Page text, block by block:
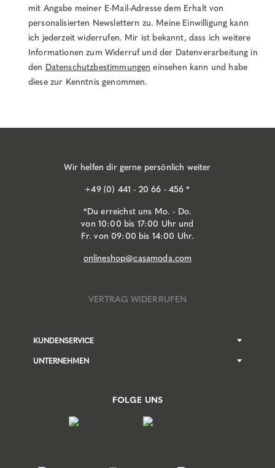
mit Angabe meiner E-Mail-Adresse dem Erhalt von
personalisierten Newslettern zu. Meine Einwilligung kann
ich jederzeit widerrufen. Mir ist bekannt, dass ich weitere
Informationen zum Widerruf und der Datenverarbeitung in
den Datenschutzbestimmungen einsehen kann und habe
diese zur Kenntnis genommen.
Wir helfen dir gerne persönlich weiter
+49 (0) 441 - 20 66 - 456 *
*Du erreichst uns Mo. - Do.
von 10:00 bis 17:00 Uhr und
Fr. von 09:00 bis 14:00 Uhr.
onlineshop@casamoda.com
VERTRAG WIDERRUFEN
KUNDENSERVICE
UNTERNEHMEN
FOLGE UNS